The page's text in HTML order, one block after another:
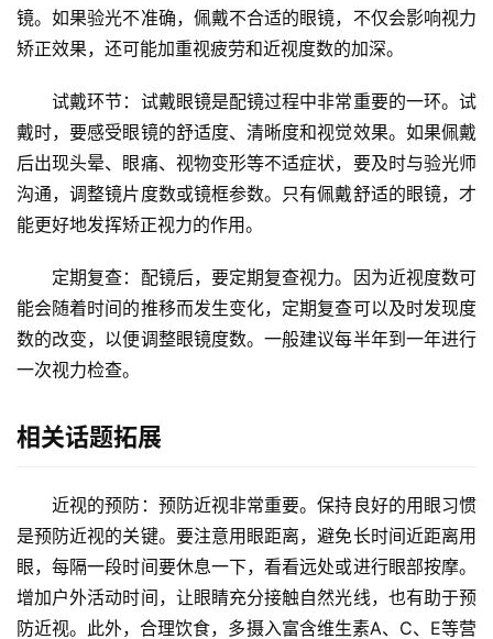
镜。如果验光不准确，佩戴不合适的眼镜，不仅会影响视力
矫正效果，还可能加重视疲劳和近视度数的加深。
试戴环节：试戴眼镜是配镜过程中非常重要的一环。试
戴时，要感受眼镜的舒适度、清晰度和视觉效果。如果佩戴
后出现头晕、眼痛、视物变形等不适症状，要及时与验光师
沟通，调整镜片度数或镜框参数。只有佩戴舒适的眼镜，才
能更好地发挥矫正视力的作用。
定期复查：配镜后，要定期复查视力。因为近视度数可
能会随着时间的推移而发生变化，定期复查可以及时发现度
数的改变，以便调整眼镜度数。一般建议每半年到一年进行
一次视力检查。
相关话题拓展
近视的预防：预防近视非常重要。保持良好的用眼习惯
是预防近视的关键。要注意用眼距离，避免长时间近距离用
眼，每隔一段时间要休息一下，看看远处或进行眼部按摩。
增加户外活动时间，让眼睛充分接触自然光线，也有助于预
防近视。此外，合理饮食，多摄入富含维生素A、C、E等营